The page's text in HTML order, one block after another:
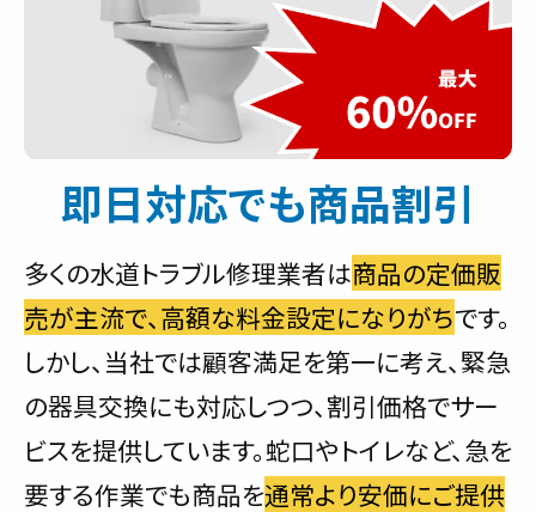
即日対応でも商品割引
多くの水道トラブル修理業者は商品の定価販
売が主流で、高額な料金設定になりがちです。
しかし、当社では顧客満足を第一に考え、緊急
の器具交換にも対応しつつ、割引価格でサー
ビスを提供しています。蛇口やトイレなど、急を
要する作業でも商品を通常より安価にご提供